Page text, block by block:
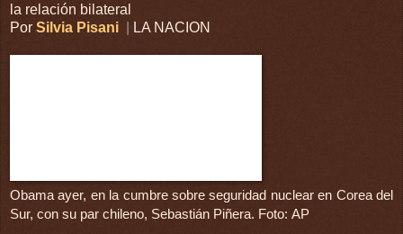
la relación bilateral
Por Silvia Pisani LA NACION
Obama ayer, en la cumbre sobre seguridad nuclear en Corea del
Sur, con su par chileno, Sebastián Piñera. Foto: AP